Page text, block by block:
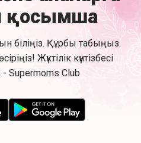
қосымша
біліңіз. Құрбы табыңыз.
Жүктілік күнтізбесі
Supermoms Club